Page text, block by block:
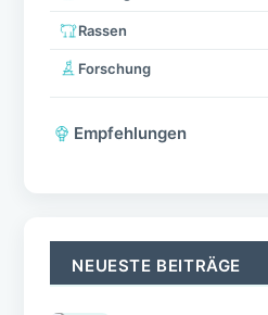
Rassen
Forschung
Empfehlungen
NEUESTE BEITRÄGE